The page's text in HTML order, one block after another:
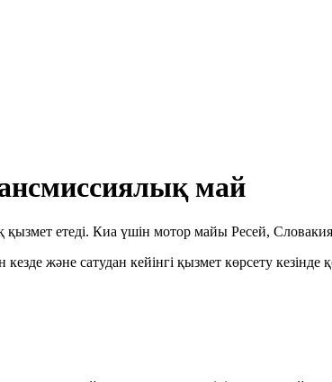
май
етеді. Киа үшін мотор майы Ресей, Словакия
және сатудан кейінгі қызмет көрсету кезінде